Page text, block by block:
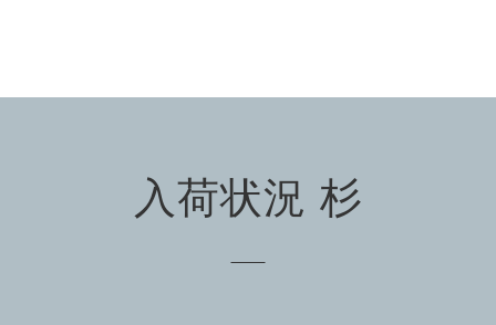
入荷状況 杉